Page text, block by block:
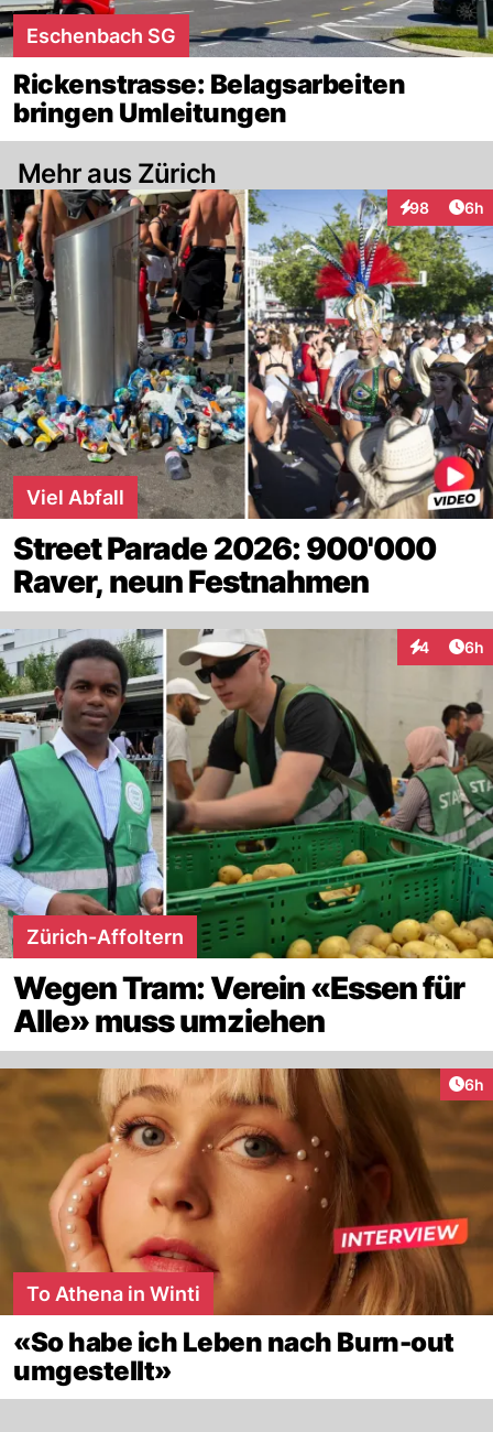
Eschenbach SG
Rickenstrasse: Belagsarbeiten
bringen Umleitungen
Mehr aus Zürich
98
Interaktionen
6h
Viel Abfall
Street Parade 2026: 900'000
Raver, neun Festnahmen
4 6h
Zürich-Affoltern
Wegen Tram: Verein «Essen für
Alle» muss umziehen
6h
To Athena in Winti
«So habe ich Leben nach Burn-out
umgestellt»